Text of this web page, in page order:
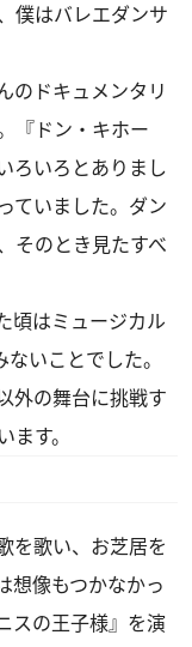
僕はバレエダンサ
のドキュメンタリ
『ドン・キホー
ろいろとありまし
ていました。ダン
そのとき見たすべ
頃はミュージカル
いことでした。
外の舞台に挑戦す
す。
を歌い、お芝居を
想像もつかなかっ
スの王子様』を演